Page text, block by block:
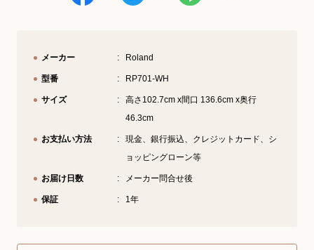
サイトマップ 個人情報の取り扱い
メーカー Roland
型番 RP701-WH
サイズ
高さ102.7cm x間口 136.6cm x奥行
46.3cm
お支払い方法
現金、銀行振込、クレジットカード、シ
ョッピングローン等
お届け日数 メーカー問合せ後
保証 1年